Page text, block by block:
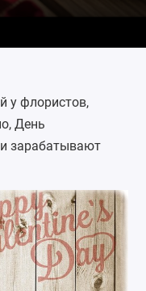
у флористов,
День
зарабатывают